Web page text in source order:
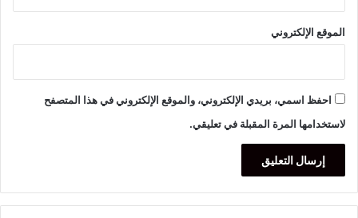
الموقع الإلكتروني
احفظ اسمي، بريدي الإلكتروني، والموقع الإلكتروني في هذا المتصفح
لاستخدامها المرة المقبلة في تعليقي.